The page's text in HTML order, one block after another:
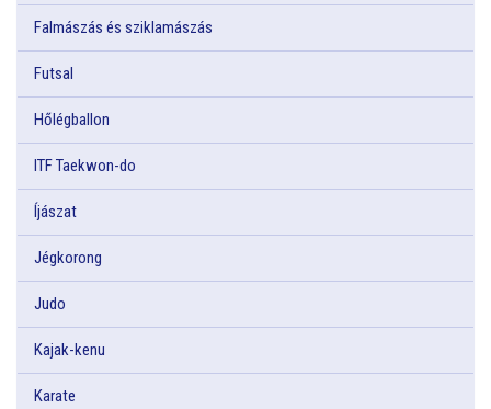
Falmászás és sziklamászás
Futsal
Hőlégballon
ITF Taekwon-do
Íjászat
Jégkorong
Judo
Kajak-kenu
Karate